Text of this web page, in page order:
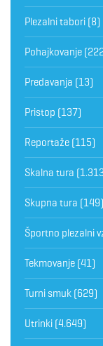
Plezalni tabori (8)
Pohajkovanje
Predavanja (13)
Pristop (137)
Reportaže (115)
Skalna tura
Skupna tura (149)
Športno plezalni
Tekmovanje (41)
Turni smuk (629)
Utrinki (4.649)